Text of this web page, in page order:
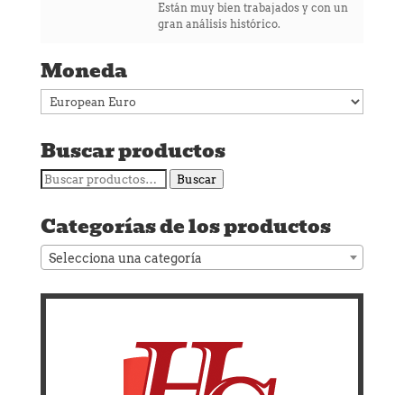
Están muy bien trabajados y con un
gran análisis histórico.
Moneda
Buscar productos
Buscar
Buscar
Categorías de los productos
Selecciona una categoría